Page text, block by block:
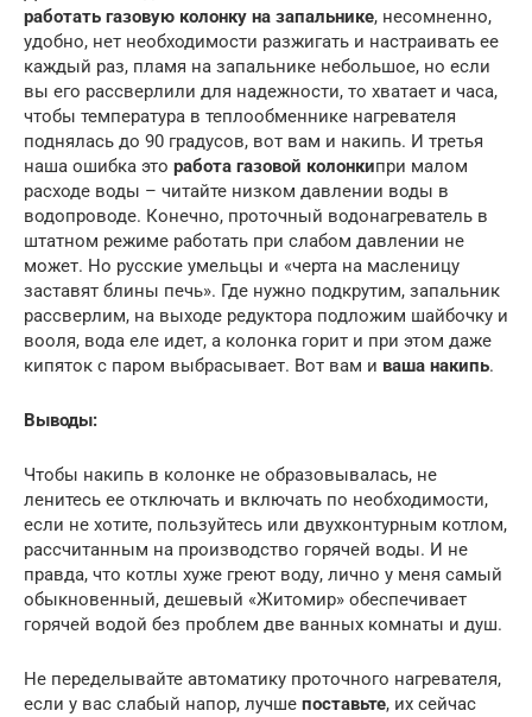
работать газовую колонку на запальнике, несомненно,
удобно, нет необходимости разжигать и настраивать ее
каждый раз, пламя на запальнике небольшое, но если
вы его рассверлили для надежности, то хватает и часа,
чтобы температура в теплообменнике нагревателя
поднялась до 90 градусов, вот вам и накипь. И третья
наша ошибка это работа газовой колонкипри малом
расходе воды – читайте низком давлении воды в
водопроводе. Конечно, проточный водонагреватель в
штатном режиме работать при слабом давлении не
может. Но русские умельцы и «черта на масленицу
заставят блины печь». Где нужно подкрутим, запальник
рассверлим, на выходе редуктора подложим шайбочку и
вооля, вода еле идет, а колонка горит и при этом даже
кипяток с паром выбрасывает. Вот вам и ваша накипь.
Выводы:
Чтобы накипь в колонке не образовывалась, не
ленитесь ее отключать и включать по необходимости,
если не хотите, пользуйтесь или двухконтурным котлом,
рассчитанным на производство горячей воды. И не
правда, что котлы хуже греют воду, лично у меня самый
обыкновенный, дешевый «Житомир» обеспечивает
горячей водой без проблем две ванных комнаты и душ.
Не переделывайте автоматику проточного нагревателя,
если у вас слабый напор, лучше поставьте, их сейчас